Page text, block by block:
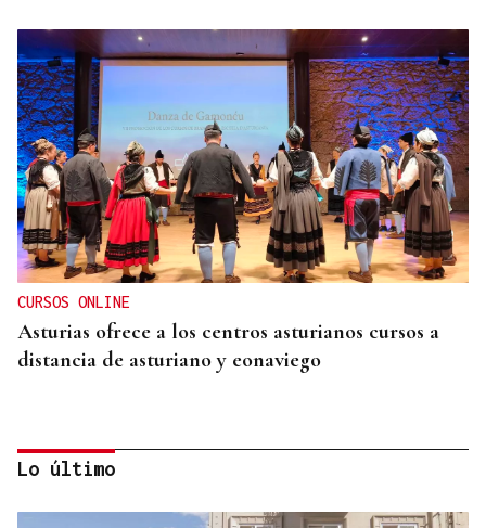
CURSOS ONLINE
Asturias ofrece a los centros asturianos cursos a
distancia de asturiano y eonaviego
Lo último